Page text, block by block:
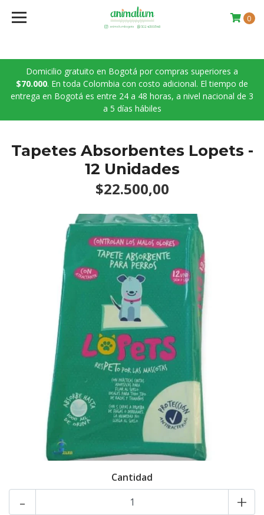
Domicilio gratuito en Bogotá por compras superiores a
$70.000. En toda Colombia con costo adicional. El tiempo de
entrega en Bogotá es entre 24 a 48 horas, a nivel nacional de 3
a 5 días hábiles
0
Tapetes Absorbentes Lopets -
12 Unidades
$22.500,00
Cantidad
- +